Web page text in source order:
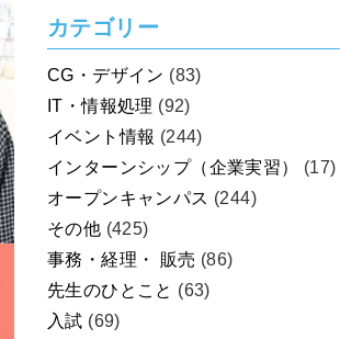
カテゴリー
CG・デザイン (83)
IT・情報処理 (92)
イベント情報 (244)
インターンシップ（企業実習）
(17)
オープンキャンパス (244)
その他 (425)
事務・経理・ 販売 (86)
先生のひとこと (63)
入試 (69)